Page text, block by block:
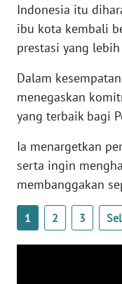
Indonesia itu
ibu kota kembali
prestasi yang
Dalam
menegaskan
yang terbaik bagi
Ia menargetkan
serta ingin
membanggakan
1 2 3
WN
BANTEN
NTT
WN
WN
PAPUA
PAPUA
BARAT